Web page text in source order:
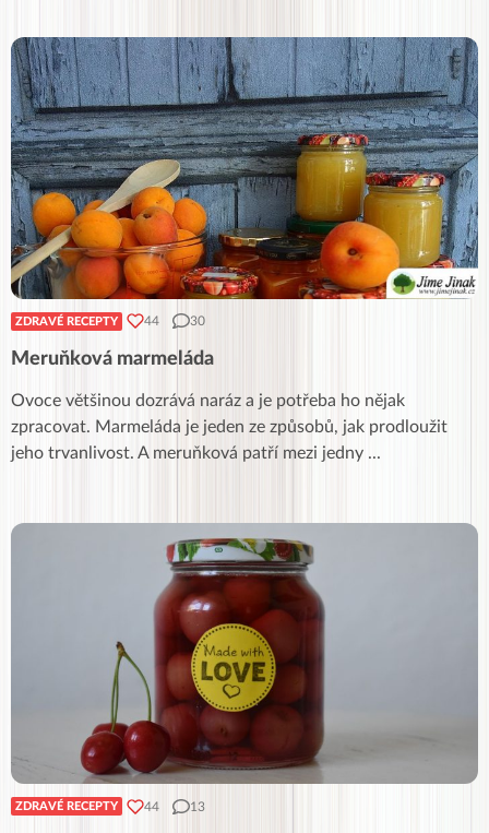
ZDRAVÉ RECEPTY 44 30
Meruňková marmeláda
Ovoce většinou dozrává naráz a je potřeba ho nějak
zpracovat. Marmeláda je jeden ze způsobů, jak prodloužit
jeho trvanlivost. A meruňková patří mezi jedny ...
ZDRAVÉ RECEPTY 44 13